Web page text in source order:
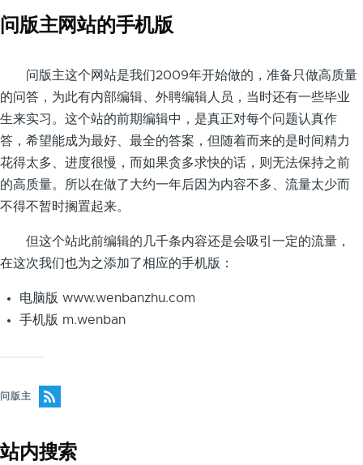
问版主网站的手机版
问版主这个网站是我们2009年开始做的，准备只做高质量
的问答，为此有内部编辑、外聘编辑人员，当时还有一些毕业
生来实习。这个站的前期编辑中，是真正对每个问题认真作
答，希望能成为最好、最全的答案，但随着而来的是时间精力
花得太多、进度很慢，而如果贪多求快的话，则无法保持之前
的高质量。所以在做了大约一年后因为内容不多、流量太少而
不得不暂时搁置起来。
但这个站此前编辑的几千条内容还是会吸引一定的流量，
在这次我们也为之添加了相应的手机版：
电脑版 www.wenbanzhu.com
手机版 m.wenban
问版主
站内搜索